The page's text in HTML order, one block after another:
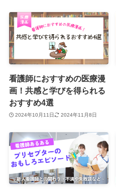
看護師におすすめの医療漫
画！共感と学びを得られる
おすすめ4選
2024年10月11日 2024年11月8日